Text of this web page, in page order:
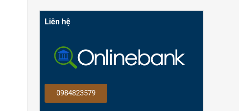
Liên hệ
0984823579